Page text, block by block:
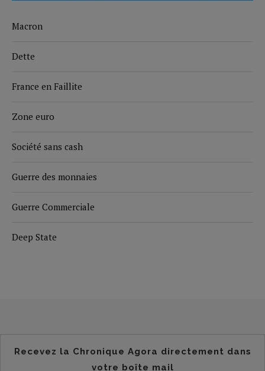
Macron
Dette
France en Faillite
Zone euro
Société sans cash
Guerre des monnaies
Guerre Commerciale
Deep State
Recevez la Chronique Agora directement dans
votre boîte mail